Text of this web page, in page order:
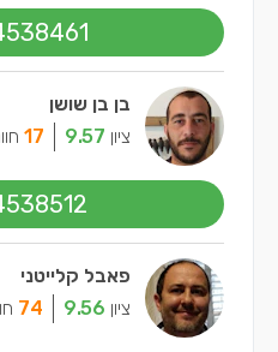
בן בן שושן
ציון 9.57
17
פאבל קלייטני
ציון 9.56
74